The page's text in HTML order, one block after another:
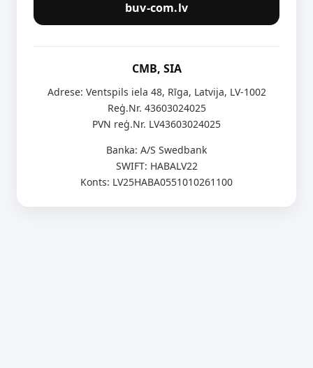
buv-com.lv
CMB, SIA
Adrese: Ventspils iela 48, Rīga, Latvija, LV-1002
Reģ.Nr. 43603024025
PVN reģ.Nr. LV43603024025
Banka: A/S Swedbank
SWIFT: HABALV22
Konts: LV25HABA0551010261100